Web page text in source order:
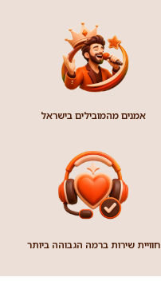
אמנים מהמובילים בישראל
חוויית שירות ברמה הגבוהה ביותר